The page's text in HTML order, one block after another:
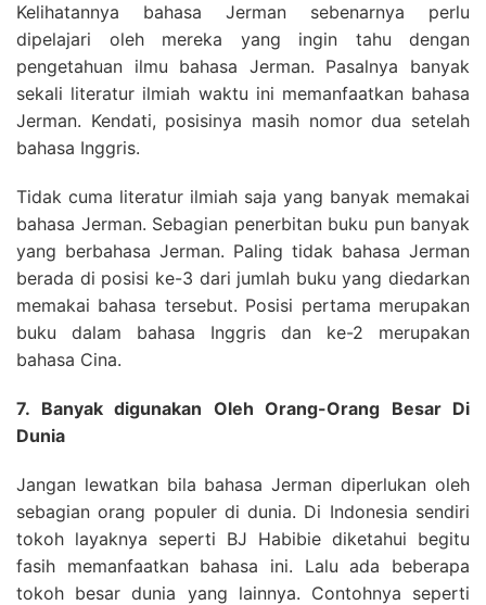
Kelihatannya bahasa Jerman sebenarnya perlu
dipelajari oleh mereka yang ingin tahu dengan
pengetahuan ilmu bahasa Jerman. Pasalnya banyak
sekali literatur ilmiah waktu ini memanfaatkan bahasa
Jerman. Kendati, posisinya masih nomor dua setelah
bahasa Inggris.
Tidak cuma literatur ilmiah saja yang banyak memakai
bahasa Jerman. Sebagian penerbitan buku pun banyak
yang berbahasa Jerman. Paling tidak bahasa Jerman
berada di posisi ke-3 dari jumlah buku yang diedarkan
memakai bahasa tersebut. Posisi pertama merupakan
buku dalam bahasa Inggris dan ke-2 merupakan
bahasa Cina.
7. Banyak digunakan Oleh Orang-Orang Besar Di
Dunia
Jangan lewatkan bila bahasa Jerman diperlukan oleh
sebagian orang populer di dunia. Di Indonesia sendiri
tokoh layaknya seperti BJ Habibie diketahui begitu
fasih memanfaatkan bahasa ini. Lalu ada beberapa
tokoh besar dunia yang lainnya. Contohnya seperti